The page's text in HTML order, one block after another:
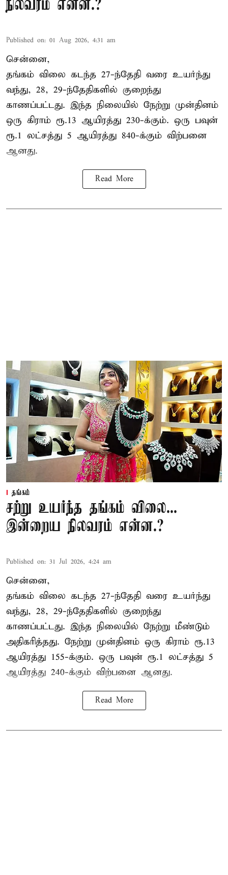
நிலவரம் என்ன.?
Published on: 01 Aug 2026, 4:31 am
சென்னை,
தங்கம் விலை கடந்த 27-ந்தேதி வரை உயர்ந்து
வந்து, 28, 29-ந்தேதிகளில் குறைந்து
காணப்பட்டது. இந்த நிலையில் நேற்று முன்தினம்
ஒரு கிராம் ரூ.13 ஆயிரத்து 230-க்கும். ஒரு பவுன்
ரூ.1 லட்சத்து 5 ஆயிரத்து 840-க்கும் விற்பனை
ஆனது.
Read More
தங்கம்
சற்று உயர்ந்த தங்கம் விலை...
இன்றைய நிலவரம் என்ன.?
Published on: 31 Jul 2026, 4:24 am
சென்னை,
தங்கம் விலை கடந்த 27-ந்தேதி வரை உயர்ந்து
வந்து, 28, 29-ந்தேதிகளில் குறைந்து
காணப்பட்டது. இந்த நிலையில் நேற்று மீண்டும்
அதிகரித்தது. நேற்று முன்தினம் ஒரு கிராம் ரூ.13
ஆயிரத்து 155-க்கும். ஒரு பவுன் ரூ.1 லட்சத்து 5
ஆயிரத்து 240-க்கும் விற்பனை ஆனது.
Read More